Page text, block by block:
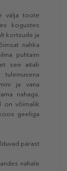
välja toote
kogustes
kortsude ja
nahka
puhtaim
see aitab
ja vana
nahaga.
on võimalik
geeliga
pärast
nahale